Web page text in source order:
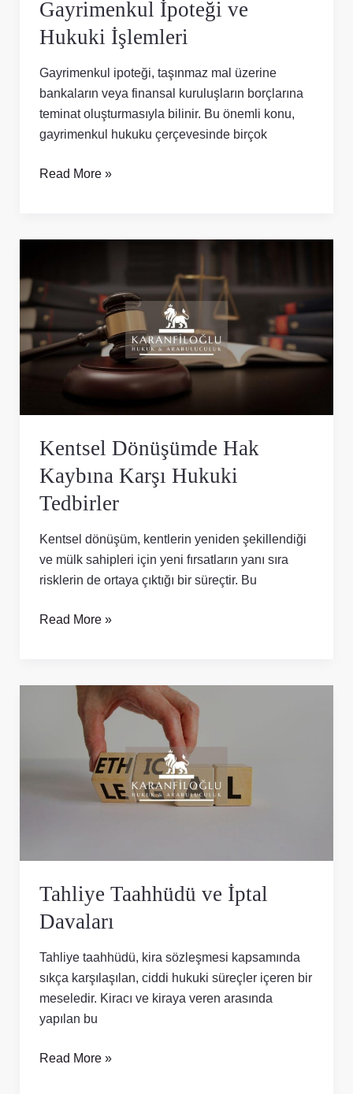
Gayrimenkul İpoteği ve
Hukuki İşlemleri
Gayrimenkul ipoteği, taşınmaz mal üzerine
bankaların veya finansal kuruluşların borçlarına
teminat oluşturmasıyla bilinir. Bu önemli konu,
gayrimenkul hukuku çerçevesinde birçok
Read More »
Kentsel Dönüşümde Hak
Kaybına Karşı Hukuki
Tedbirler
Kentsel dönüşüm, kentlerin yeniden şekillendiği
ve mülk sahipleri için yeni fırsatların yanı sıra
risklerin de ortaya çıktığı bir süreçtir. Bu
Hak
Kaybına
Karşı
Hukuki
Tedbirler
Read More »
Tahliye Taahhüdü ve İptal
Davaları
Tahliye taahhüdü, kira sözleşmesi kapsamında
sıkça karşılaşılan, ciddi hukuki süreçler içeren bir
meseledir. Kiracı ve kiraya veren arasında
yapılan bu
Tahliye
Taahhüdü
Read More »